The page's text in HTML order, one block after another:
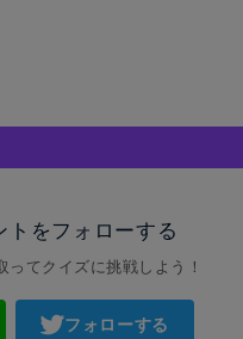
トをフォローする
ってクイズに挑戦しよう！
フォローする